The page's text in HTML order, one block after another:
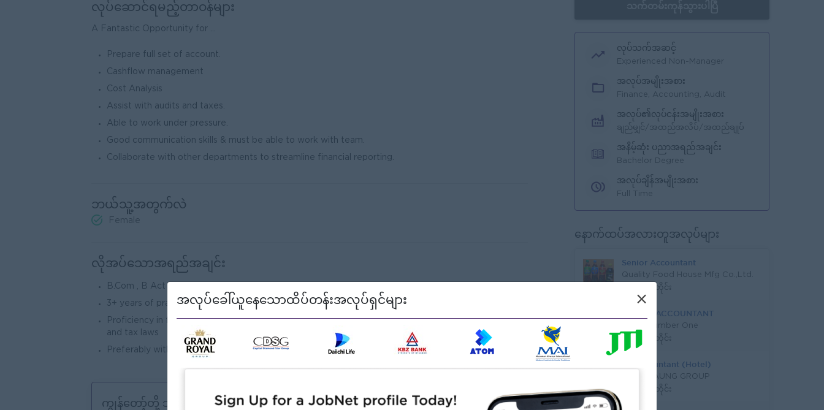
လုပ်ဆောင်ရမည့်တာဝန်များ
A Fantastic Opportunity for ...
Prepare full set of account.
Cashflow management
Cost Analysis
Assist with audits and taxes.
Able to work under pressure.
Good communication skills & must be able to work with team.
Collaborate with other departments to streamline financial reporting.
ဘယ်သူ့အတွက်လဲ
Female
လိုအပ်သောအရည်အချင်း
B.Com , B Act , BBA or LCCI III (UK) & other accounting qualification.
3+ years of practical accounting experience
Proficiency in financial software (SQL) and Excel, with strong knowledge of accounting principles
and tax laws
Preferably with garment related experience
ကျွန်တော့်တို့ ဘာတွေကမ်းလှမ်းနိုင်သလဲ
လုပ်သက်အဆင့်
Experienced Non-Manager
အလုပ်အမျိုးအစား
Finance, Accounting, Audit
အလုပ်၏လုပ်ငန်းအမျိုးအစား
ချည်မျှင်/အထည်အလိပ်/အထည်ချုပ်
အနိမ့်ဆုံး ပညာအရည်အချင်း
Bachelor Degree
အလုပ်ချိန်အမျိုးအစား
Full Time
နောက်ထပ်အလားတူအလုပ်များ
Senior Accountant
Quality Food House Mfg Co.,Ltd.
ရန်ကုန်တိုင်း
SENIOR ACCOUNTANT
Good Number One
ရန်ကုန်တိုင်း
Sr. Accountant (Hotel)
SHWE TAUNG GROUP
ရန်ကုန်တိုင်း
အလုပ်ခေါ်ယူနေသောထိပ်တန်းအလုပ်ရှင်များ ×